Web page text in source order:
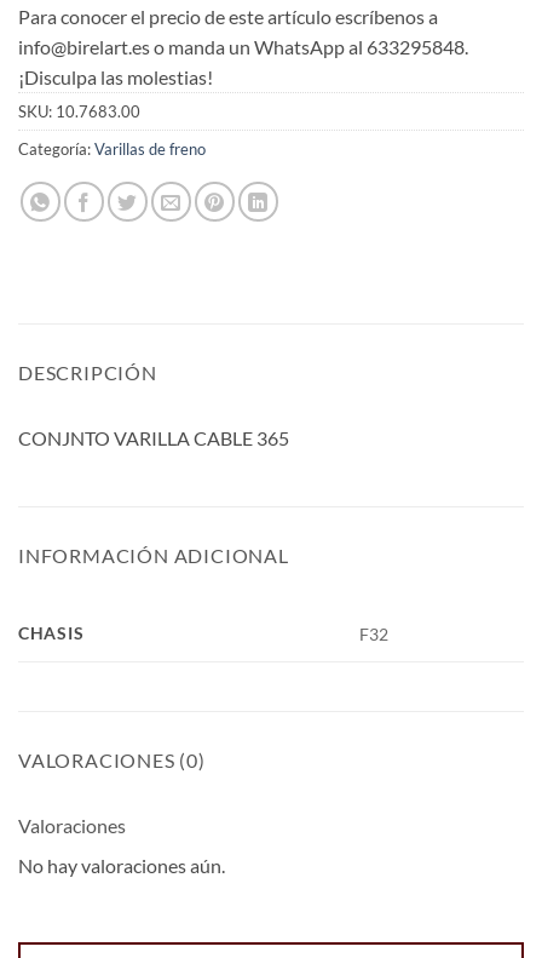
Para conocer el precio de este artículo escríbenos a
info@birelart.es o manda un WhatsApp al 633295848.
¡Disculpa las molestias!
SKU: 10.7683.00
Categoría:Varillas de freno
DESCRIPCIÓN
CONJNTO VARILLA CABLE 365
INFORMACIÓN ADICIONAL
CHASIS F32
VALORACIONES (0)
Valoraciones
No hay valoraciones aún.